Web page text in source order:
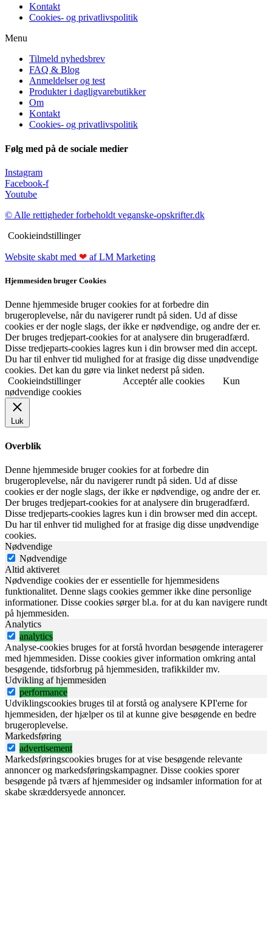
Kontakt
Cookies- og privatlivspolitik
Menu
Tilmeld nyhedsbrev
FAQ & Blog
Anmeldelser og test
Produkter i dagligvarebutikker
Om
Kontakt
Cookies- og privatlivspolitik
Følg med på de sociale medier
Instagram
Facebook-f
Youtube
© Alle rettigheder forbeholdt veganske-opskrifter.dk
Cookieindstillinger
Website skabt med ❤ af LM Marketing
Hjemmesiden bruger Cookies
Denne hjemmeside bruger cookies for at forbedre din
brugeroplevelse, når du navigerer rundt på siden. Ud af disse
cookies er der nogle slags, der ikke er nødvendige, og andre der er.
Der bruges tredjepart-cookies for at analysere din brugeradfærd.
Disse tredjeparts-cookies lagres kun i din browser med din accept.
Du har til enhver tid mulighed for at frasige dig disse unødvendige
cookies. Det kan du gøre via linket nederst på siden.
Cookieindstillinger
Acceptér alle cookies
Kun
nødvendige cookies
Luk
Overblik
Denne hjemmeside bruger cookies for at forbedre din
brugeroplevelse, når du navigerer rundt på siden. Ud af disse
cookies er der nogle slags, der ikke er nødvendige, og andre der er.
Der bruges tredjepart-cookies for at analysere din brugeradfærd.
Disse tredjeparts-cookies lagres kun i din browser med din accept.
Du har til enhver tid mulighed for at frasige dig disse unødvendige
cookies.
Nødvendige
Nødvendige
Altid aktiveret
Nødvendige cookies der er essentielle for hjemmesidens
funktionalitet. Denne slags cookies gemmer ikke dine personlige
informationer. Disse cookies sørger bl.a. for at du kan navigere rundt
på hjemmesiden.
Analytics
analytics
Analyse-cookies bruges for at forstå hvordan besøgende interagerer
med hjemmesiden. Disse cookies giver information omkring antal
besøgende, tidsforbrug på hjemmesiden, trafikkilder mv.
Udvikling af hjemmesiden
performance
Udviklingscookies bruges til at forstå og analysere KPI'erne for
hjemmesiden, der hjælper os til at kunne give besøgende en bedre
brugeroplevelse.
Markedsføring
advertisement
Markedsføringscookies bruges for at vise besøgende relevante
annoncer og markedsføringskampagner. Disse cookies sporer
besøgende på tværs af hjemmesider og indsamler information for at
skabe skræddersyede annoncer.